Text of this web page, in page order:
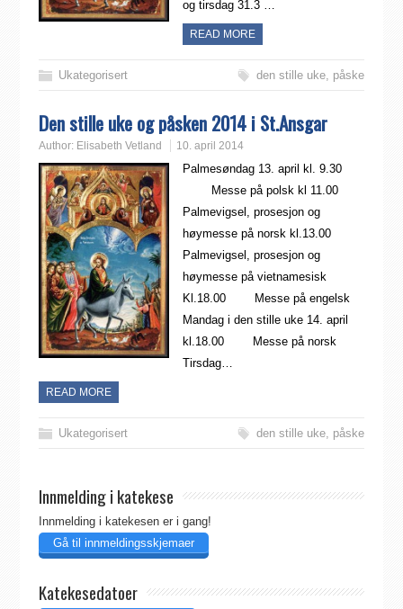
og tirsdag 31.3 …
READ MORE
Ukategorisert den stille uke påske
Den stille uke og påsken 2014 i St.Ansgar
Author: Elisabeth Vetland 10. april 2014
Palmesøndag 13. april kl. 9.30
Messe på polsk kl 11.00
Palmevigsel, prosesjon og
høymesse på norsk kl.13.00
Palmevigsel, prosesjon og
høymesse på vietnamesisk
Kl.18.00 Messe på engelsk
Mandag i den stille uke 14. april
kl.18.00 Messe på norsk
Tirsdag…
READ MORE
Ukategorisert den stille uke påske
Innmelding i katekese
Innmelding i katekesen er i gang!
Gå til innmeldingsskjemaer
Katekesedatoer